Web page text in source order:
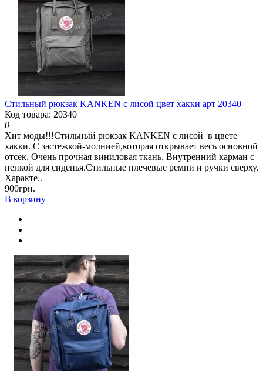
Стильный рюкзак KANKEN с лисой цвет хакки арт 20340
Код товара: 20340
0
Хит моды!!!Стильный рюкзак KANKEN с лисой в цвете
хакки. С застежкой-молнией,которая открывает весь основной
отсек. Очень прочная виниловая ткань. Внутренний карман с
пенкой для сиденья.Стильные плечевые ремни и ручки сверху.
Характе..
900грн.
В корзину